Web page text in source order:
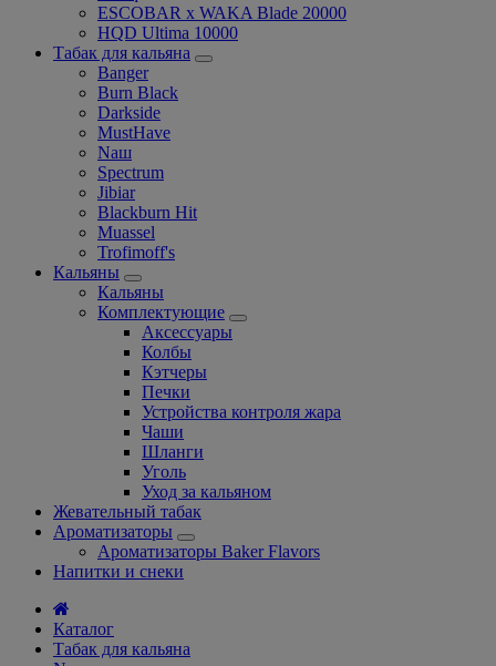
ESCOBAR x WAKA Blade 20000
HQD Ultima 10000
Табак для кальяна
Banger
Burn Black
Darkside
MustHave
Nаш
Spectrum
Jibiar
Blackburn Hit
Muassel
Trofimoff's
Кальяны
Кальяны
Комплектующие
Аксессуары
Колбы
Кэтчеры
Печки
Устройства контроля жара
Чаши
Шланги
Уголь
Уход за кальяном
Жевательный табак
Ароматизаторы
Ароматизаторы Baker Flavors
Напитки и снеки
Каталог
Табак для кальяна